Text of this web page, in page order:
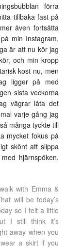
förra
tillbaka fast på
även fortsätta
min Instagram,
är att nu kör jag
och min kropp
kost nu, men
ligger på med
sista veckorna
vägrar låta det
varje gång jag
många tyckte till
mycket fokus på
skönt att slippa
hjärnspöken.
with Emma &
will be today’s
so I felt a little
I still think it’s
away when you
a skirt if you